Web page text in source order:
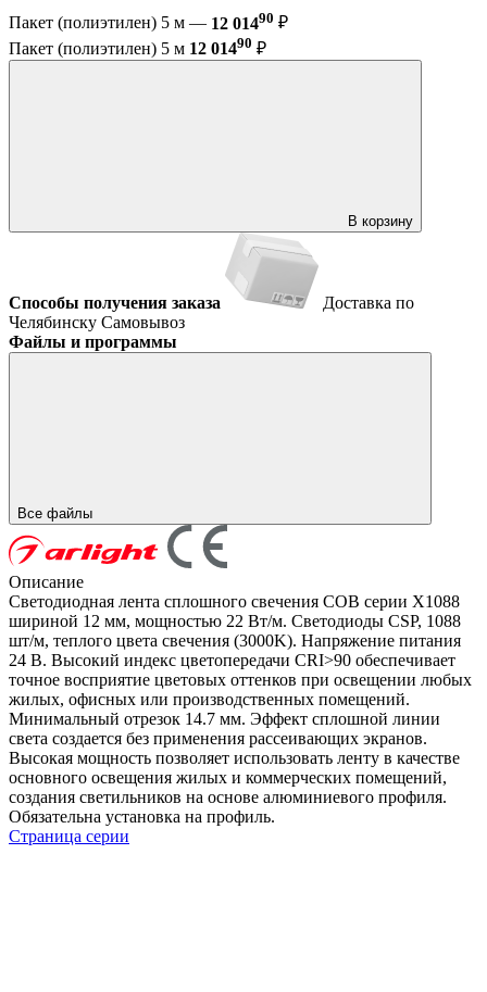
Пакет (полиэтилен) 5 м — 12 01490 ₽
Пакет (полиэтилен) 5 м 12 01490 ₽
В корзину
Способы получения заказа
Доставка по
Челябинску Самовывоз
Файлы и программы
Все файлы
Описание
Светодиодная лента сплошного свечения COB серии X1088
шириной 12 мм, мощностью 22 Вт/м. Светодиоды CSP, 1088
шт/м, теплого цвета свечения (3000K). Напряжение питания
24 В. Высокий индекс цветопередачи CRI>90 обеспечивает
точное восприятие цветовых оттенков при освещении любых
жилых, офисных или производственных помещений.
Минимальный отрезок 14.7 мм. Эффект сплошной линии
света создается без применения рассеивающих экранов.
Высокая мощность позволяет использовать ленту в качестве
основного освещения жилых и коммерческих помещений,
создания светильников на основе алюминиевого профиля.
Обязательна установка на профиль.
Страница серии